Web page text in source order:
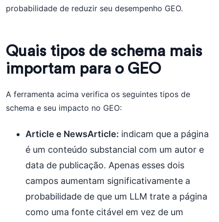
probabilidade de reduzir seu desempenho GEO.
Quais tipos de schema mais
importam para o GEO
A ferramenta acima verifica os seguintes tipos de
schema e seu impacto no GEO:
Article e NewsArticle: indicam que a página
é um conteúdo substancial com um autor e
data de publicação. Apenas esses dois
campos aumentam significativamente a
probabilidade de que um LLM trate a página
como uma fonte citável em vez de um